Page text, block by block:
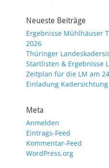
Neueste Beiträge
Ergebnisse Mühlhäuser
2026
Thüringer
Startlisten & Ergebnisse
Zeitplan für die LM am
Einladung
Meta
Anmelden
Eintrags-Feed
Kommentar-Feed
WordPress.org